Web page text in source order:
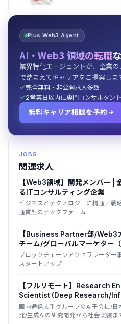
Plus Web3 Agent
AI・Web3 領域の転職
業界特化エージェントが、企業
で踏まえてキャリアをご提案しま
完全無料・非公開求人多数
2営業日以内に専門コンサルタン
無料キャリア相談を予約
JOBS
関連求人
【Web3領域】開発メンバー |
るITコンサルティング企業
ビジネスとテクノロジーに精通／戦
通貫型のテックファーム
【Business Partner部/Web3
チーム/グローバルマーケター
ブロックチェーンアクセラレーター
スタートアップ
【フルリモート】Research
Scientist (Deep Research/
国内通信大手グループのAI子会社/
発/生成AIの研究開発から社会実装ま